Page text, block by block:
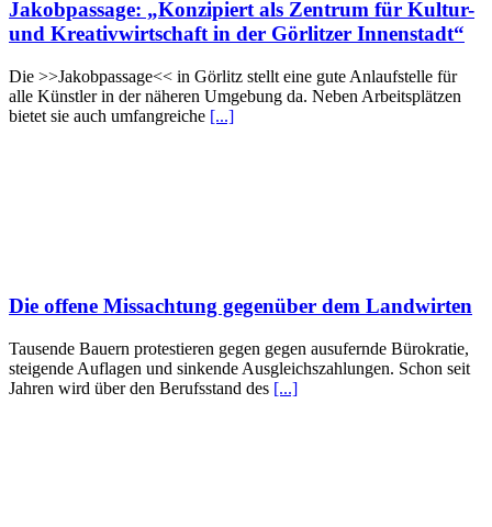
Jakobpassage: „Konzipiert als Zentrum für Kultur-
und Kreativwirtschaft in der Görlitzer Innenstadt“
Die >>Jakobpassage<< in Görlitz stellt eine gute Anlaufstelle für
alle Künstler in der näheren Umgebung da. Neben Arbeitsplätzen
bietet sie auch umfangreiche [...]
Die offene Missachtung gegenüber dem Landwirten
Tausende Bauern protestieren gegen gegen ausufernde Bürokratie,
steigende Auflagen und sinkende Ausgleichszahlungen. Schon seit
Jahren wird über den Berufsstand des [...]